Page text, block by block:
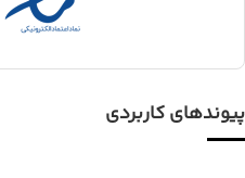
پیوندهای کاربردی